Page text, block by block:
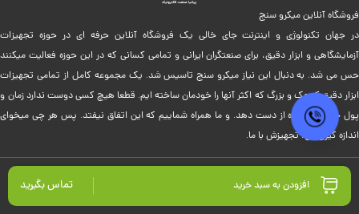
افزودن به سبد خرید تماس بگیرید
فروشگاه آنلاین میکرو سنج
در جهان تکنولوژی و اینترنت جای خالی یک فروشگاه آنلاین حرفه ای در حوزه تجهیزات
آزمایشگاهی و ابزار دقیق، برای صنعتگران ایرانی و تمامی کسانی که در این حوزه فعالیت میکنند
حس می شد. به دنبال این نیاز میکرو سنج تاسیس شد. یک مجموعه کامل از تمامی تجهیزات
ابزار دقیق کوچک و بزرگ که اکثر آنها را خودمان ساخته ایم. قطعا هیچ کسی دوست ندارد زمان و
پول خود را بیهوده از دست دهد. و ما همراه شماییم که این اتفاق نیفتد. پس هر چی میخوای
اندازه گیری کن؛ تجهیزش با ما.
طراحی و توسعه در مرکز آموزش و توسعه کسب و کار مکعب